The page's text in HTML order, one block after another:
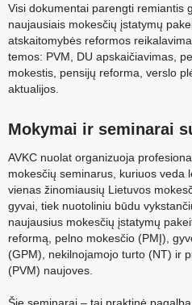
Visi dokumentai parengti remiantis
naujausiais mokesčių įstatymų
atskaitomybės reformos
temos: PVM, DU apskaičiavimas,
mokestis, pensijų reforma, verslo
aktualijos.
Mokymai ir seminarai
AVKC nuolat organizuoja
mokesčių seminarus, kuriuos veda
vienas žinomiausių Lietuvos
gyvai, tiek nuotoliniu būdu
naujausius mokesčių įstatymų
reformą, pelno mokesčio (PMĮ),
(GPM), nekilnojamojo turto (NT) ir
(PVM) naujoves.